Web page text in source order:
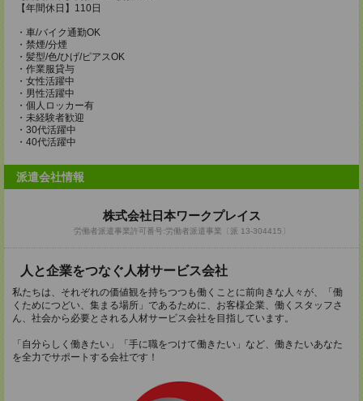
【年間休日】110日
・車/バイク通勤OK
・禁煙/分煙
・髪型/色/ひげ/ピアスOK
・作業服貸与
・女性活躍中
・男性活躍中
・個人ロッカー有
・未経験者歓迎
・30代活躍中
・40代活躍中
派遣会社情報
株式会社日本ワークプレイス
労働者派遣事業許可番号:労働者派遣事業〔派 13-304415〕
人と企業をつなぐ人材サービス会社
私たちは、それぞれの価値観を持ちつつも働くことに前向きな人々が、「働
くためにつどい、集まる場所」であるために、お客様企業、働くスタッフさ
ん、社会から必要とされる人材サービス会社を目指しています。
「自分らしく働きたい」「手に職をつけて働きたい」など、働きたいあなた
を全力でサポートする会社です！